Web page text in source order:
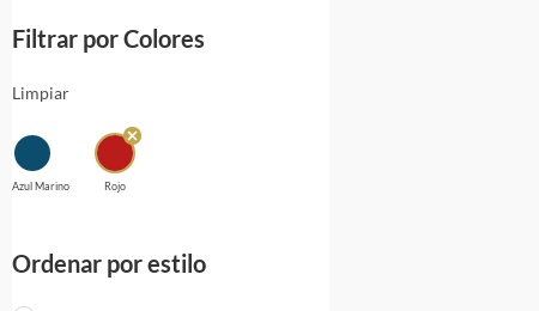
Filtrar por Colores
Limpiar
Azul Marino Rojo
Ordenar por estilo